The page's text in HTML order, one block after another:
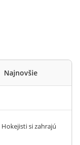
Najnovšie
si zahrajú